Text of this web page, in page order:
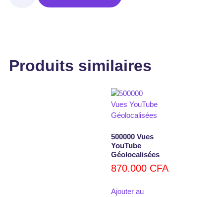
Produits similaires
500000 Vues
YouTube
Géolocalisées
870.000 CFA
Ajouter au